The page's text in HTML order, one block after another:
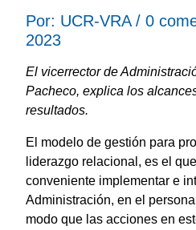
Por: UCR-VRA / 0
2023
El vicerrector de
Pacheco, explica los
resultados.
El modelo de gestión para
liderazgo relacional, es el
conveniente implementar e
Administración, en el
modo que las acciones en